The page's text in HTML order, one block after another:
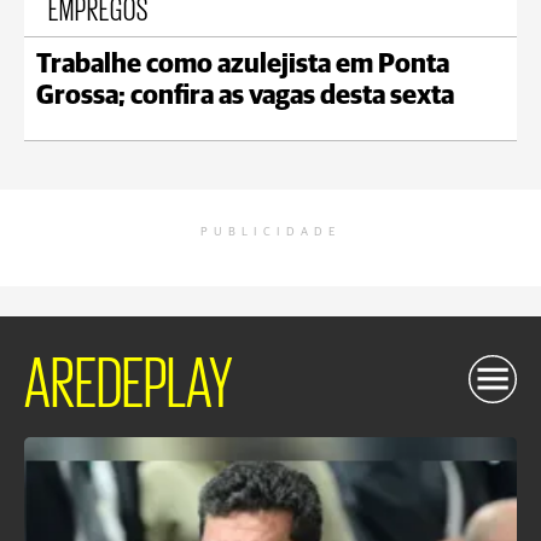
EMPREGOS
Trabalhe como azulejista em Ponta
Grossa; confira as vagas desta sexta
PUBLICIDADE
AREDEPLAY